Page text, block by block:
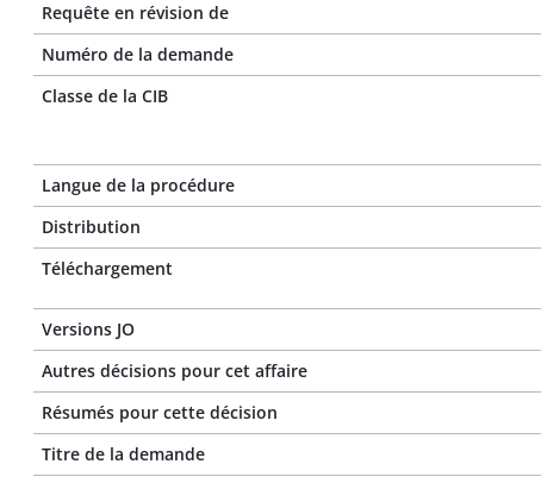
Requête en révision de
Numéro de la demande
Classe de la CIB
Langue de la procédure
Distribution
Téléchargement
Versions JO
Autres décisions pour cet affaire
Résumés pour cette décision
Titre de la demande